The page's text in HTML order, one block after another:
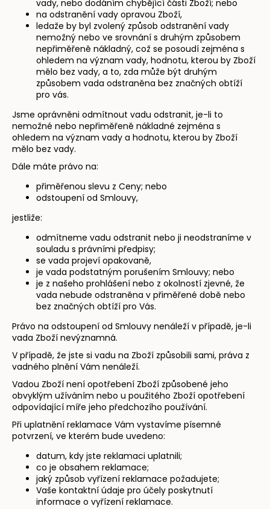
vady, nebo dodáním chybějící části Zboží; nebo
na odstranění vady opravou Zboží,
ledaže by byl zvolený způsob odstranění vady
nemožný nebo ve srovnání s druhým způsobem
nepřiměřeně nákladný, což se posoudí zejména s
ohledem na význam vady, hodnotu, kterou by Zboží
mělo bez vady, a to, zda může být druhým
způsobem vada odstraněna bez značných obtíží
pro vás.
Jsme oprávněni odmítnout vadu odstranit, je-li to
nemožné nebo nepřiměřeně nákladné zejména s
ohledem na význam vady a hodnotu, kterou by Zboží
mělo bez vady.
Dále máte právo na:
přiměřenou slevu z Ceny; nebo
odstoupení od Smlouvy,
jestliže:
odmítneme vadu odstranit nebo ji neodstraníme v
souladu s právními předpisy;
se vada projeví opakovaně,
je vada podstatným porušením Smlouvy; nebo
je z našeho prohlášení nebo z okolností zjevné, že
vada nebude odstraněna v přiměřené době nebo
bez značných obtíží pro Vás.
Právo na odstoupení od Smlouvy nenáleží v případě, je-li
vada Zboží nevýznamná.
V případě, že jste si vadu na Zboží způsobili sami, práva z
vadného plnění Vám nenáleží.
Vadou Zboží není opotřebení Zboží způsobené jeho
obvyklým užíváním nebo u použitého Zboží opotřebení
odpovídající míře jeho předchozího používání.
Při uplatnění reklamace Vám vystavíme písemné
potvrzení, ve kterém bude uvedeno:
datum, kdy jste reklamaci uplatnili;
co je obsahem reklamace;
jaký způsob vyřízení reklamace požadujete;
Vaše kontaktní údaje pro účely poskytnutí
informace o vyřízení reklamace.